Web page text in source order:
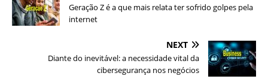
Geração Z é a que mais relata ter sofrido golpes pela
internet
NEXT
Diante do inevitável: a necessidade vital da
cibersegurança nos negócios